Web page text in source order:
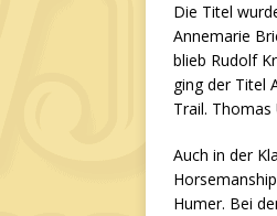
Die Titel
Annemarie
blieb Rudolf
ging der Titel
Trail. Thomas
Auch in der
Humer. Bei